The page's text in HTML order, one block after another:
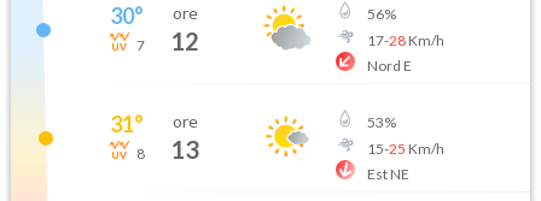
30°
7
ore
12
56%
17-28Km/h
Nord E
31°
8
ore
13
53%
15-25 Km/h
Est NE